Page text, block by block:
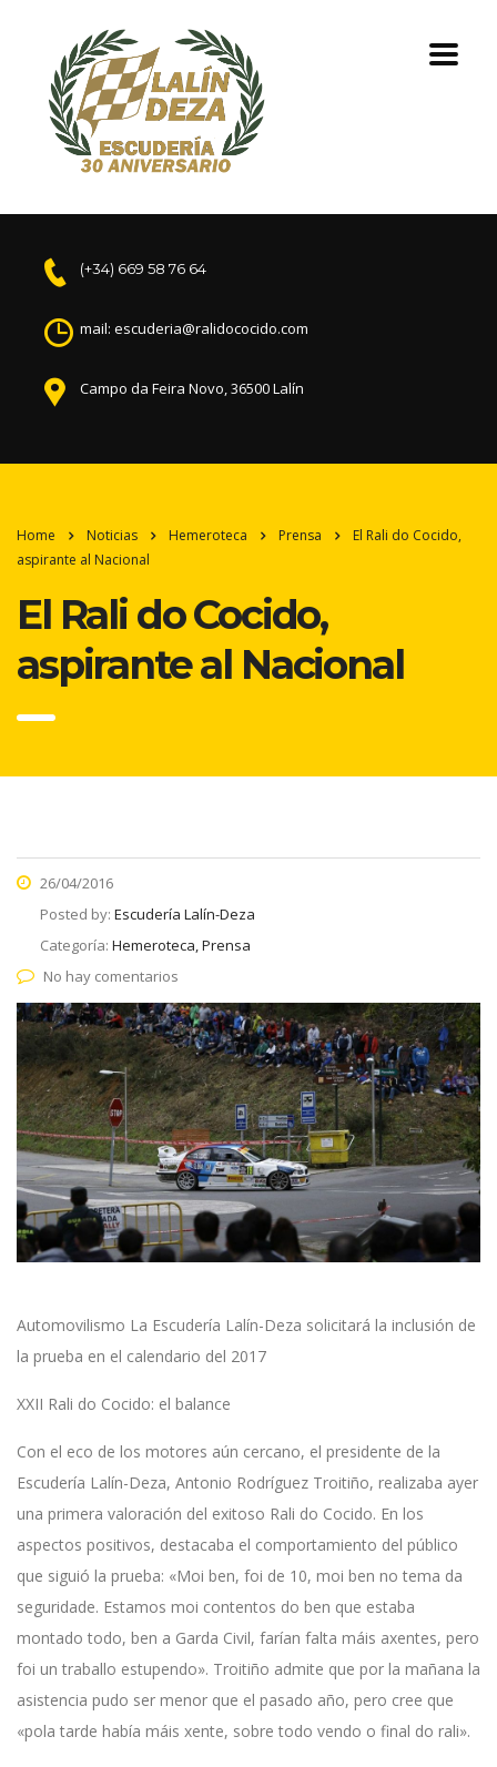
(+34) 669 58 76 64
mail: escuderia@ralidococido.com
Campo da Feira Novo, 36500 Lalín
Home Noticias Hemeroteca Prensa
El Rali do Cocido,
aspirante al Nacional
El Rali do Cocido,
aspirante al Nacional
26/04/2016
Posted by: Escudería Lalín-Deza
Categoría: Hemeroteca, Prensa
No hay comentarios
Automovilismo La Escudería Lalín-Deza solicitará la inclusión de
la prueba en el calendario del 2017
XXII Rali do Cocido: el balance
Con el eco de los motores aún cercano, el presidente de la
Escudería Lalín-Deza, Antonio Rodríguez Troitiño, realizaba ayer
una primera valoración del exitoso Rali do Cocido. En los
aspectos positivos, destacaba el comportamiento del público
que siguió la prueba: «Moi ben, foi de 10, moi ben no tema da
seguridade. Estamos moi contentos do ben que estaba
montado todo, ben a Garda Civil, farían falta máis axentes, pero
foi un traballo estupendo». Troitiño admite que por la mañana la
asistencia pudo ser menor que el pasado año, pero cree que
«pola tarde había máis xente, sobre todo vendo o final do rali».